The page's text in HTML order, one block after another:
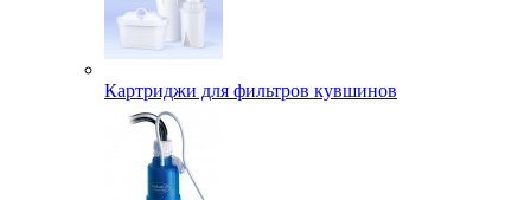
Картриджи для фильтров кувшинов